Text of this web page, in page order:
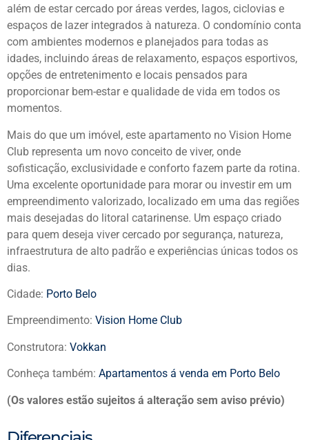
além de estar cercado por áreas verdes, lagos, ciclovias e
espaços de lazer integrados à natureza. O condomínio conta
com ambientes modernos e planejados para todas as
idades, incluindo áreas de relaxamento, espaços esportivos,
opções de entretenimento e locais pensados para
proporcionar bem-estar e qualidade de vida em todos os
momentos.
Mais do que um imóvel, este apartamento no Vision Home
Club representa um novo conceito de viver, onde
sofisticação, exclusividade e conforto fazem parte da rotina.
Uma excelente oportunidade para morar ou investir em um
empreendimento valorizado, localizado em uma das regiões
mais desejadas do litoral catarinense. Um espaço criado
para quem deseja viver cercado por segurança, natureza,
infraestrutura de alto padrão e experiências únicas todos os
dias.
Cidade: Porto Belo
Empreendimento: Vision Home Club
Construtora: Vokkan
Conheça também: Apartamentos á venda em Porto Belo
(Os valores estão sujeitos á alteração sem aviso prévio)